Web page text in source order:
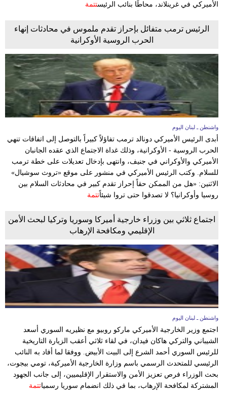
الأميركي في غرينلاند، محاطًا بنائب الرئيستتمة
الرئيس ترمب متفائل بإحراز تقدم ملموس في محادثات إنهاء
الحرب الروسية الأوكرانية
واشنطن ـ لبنان اليوم
أبدى الرئيس الأميركي دونالد ترمب تفاؤلاً كبيراً بالتوصل إلى اتفاقات تنهي
الحرب الروسية - الأوكرانية، وذلك غداة الاجتماع الذي عقده الجانبان
الأميركي والأوكراني في جنيف، وانتهى بإدخال تعديلات على خطة ترمب
للسلام. وكتب الرئيس الأميركي في منشور على موقع «تروث سوشيال»
الاثنين: «هل من الممكن حقاً إحراز تقدم كبير في محادثات السلام بين
روسيا وأوكرانيا؟ لا تصدقوا حتى تروا شيئاًتتمة
اجتماع ثلاثي بين وزراء خارجية أميركا وسوريا وتركيا لبحث الأمن
الإقليمي ومكافحة الإرهاب
واشنطن ـ لبنان اليوم
اجتمع وزير الخارجية الأميركي ماركو روبيو مع نظيريه السوري أسعد
الشيباني والتركي هاكان فيدان، في لقاء ثلاثي أعقب الزيارة التاريخية
للرئيس السوري أحمد الشرع إلى البيت الأبيض. ووفقا لما أفاد به النائب
الرئيسي للمتحدث الرسمي باسم وزارة الخارجية الأميركية، تومي بيجوت،
بحث الوزراء فرص تعزيز الأمن والاستقرار الإقليميين، إلى جانب الجهود
المشتركة لمكافحة الإرهاب، بما في ذلك انضمام سوريا رسمياتتمة